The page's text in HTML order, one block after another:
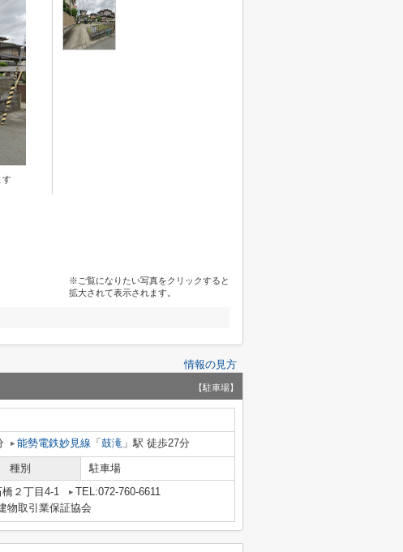
す
※ご覧になりたい写真をクリックすると
拡大されて表示されます。
情報の見方
【駐車場】
能勢電鉄妙見線 「 鼓滝 」駅 徒歩27分
種別 駐車場
２丁目4-1
TEL:072-760-6611
物取引業保証協会